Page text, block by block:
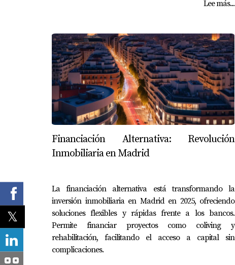
Lee más...
Financiación Alternativa: Revolución
Inmobiliaria en Madrid
La financiación alternativa está transformando la
inversión inmobiliaria en Madrid en 2025, ofreciendo
soluciones flexibles y rápidas frente a los bancos.
Permite financiar proyectos como coliving y
rehabilitación, facilitando el acceso a capital sin
complicaciones.